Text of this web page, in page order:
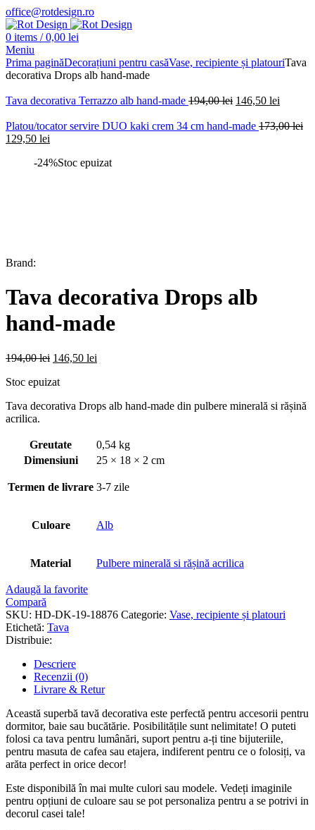
office@rotdesign.ro
0 items / 0,00 lei
Meniu
Prima paginăDecorațiuni pentru casăVase, recipiente și platouriTava
decorativa Drops alb hand-made
Tava decorativa Terrazzo alb hand-made 194,00lei Prețul
a
146,50 lei
este:
Platou/tocator servire DUO kaki crem 34 cm hand-made 173,00lei
Prețul
129,50 lei
este:
-24%Stoc epuizat
Brand:
Tava decorativa Drops alb
hand-made
194,00lei Prețul
a
194,00 lei.
146,50 lei
Stoc epuizat
Tava decorativa Drops alb hand-made din pulbere minerală si rășină
acrilica.
Greutate
0,54 kg
Dimensiuni
25 × 18 × 2 cm
Termen de livrare 3-7 zile
Culoare Alb
Material Pulbere minerală si rășină acrilica
Adaugă la favorite
Compară
SKU: HD-DK-19-18876 Categorie: Vase, recipiente și platouri
Etichetă: Tava
Distribuie:
Descriere
Recenzii (0)
Livrare & Retur
Această superbă tavă decorativa este perfectă pentru accesorii pentru
dormitor, baie sau bucătărie. Posibilitățile sunt nelimitate! O puteti
folosi ca tava pentru lumânări, suport pentru a-ți tine bijuteriile,
pentru masuta de cafea sau etajera, indiferent pentru ce o folosiți, va
arăta perfect in orice decor!
Este disponibilă în mai multe culori sau modele. Vedeți imaginile
pentru opțiuni de culoare sau se pot personaliza pentru a se potrivi in
decorul casei tale!